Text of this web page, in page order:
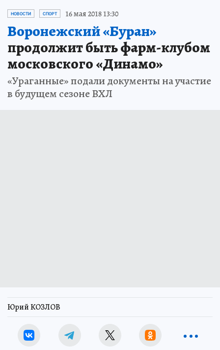
НОВОСТИ СПОРТ 16 мая 2018 13:30
Воронежский «Буран»
продолжит быть фарм-клубом
московского «Динамо»
«Ураганные» подали документы на участие
в будущем сезоне ВХЛ
Юрий КОЗЛОВ